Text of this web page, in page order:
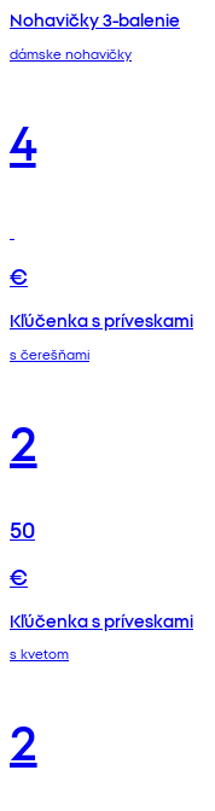
Nohavičky 3-balenie
dámske nohavičky
4
€
Kľúčenka s príveskami
s čerešňami
2
50
€
Kľúčenka s príveskami
s kvetom
2